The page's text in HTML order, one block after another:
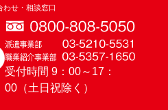
わせ・相談窓口
受付時間 9：00～17：
00（土日祝除く）